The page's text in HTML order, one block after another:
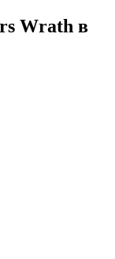
Wrath в